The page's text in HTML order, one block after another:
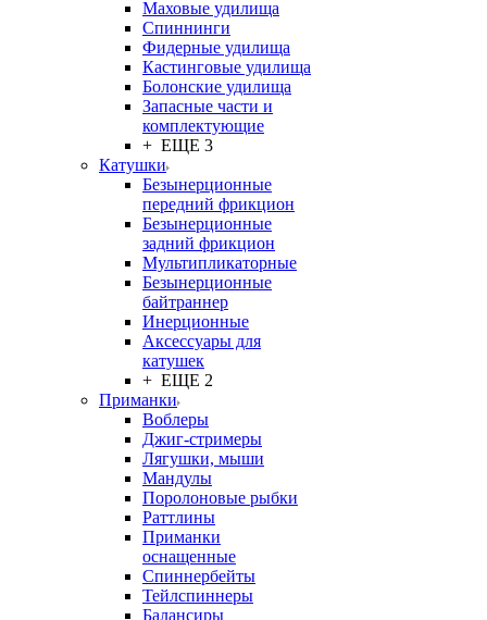
Маховые удилища
Спиннинги
Фидерные удилища
Кастинговые удилища
Болонские удилища
Запасные части и
комплектующие
+ ЕЩЕ 3
Катушки
Безынерционные
передний фрикцион
Безынерционные
задний фрикцион
Мультипликаторные
Безынерционные
байтраннер
Инерционные
Аксессуары для
катушек
+ ЕЩЕ 2
Приманки
Воблеры
Джиг-стримеры
Лягушки, мыши
Мандулы
Поролоновые рыбки
Раттлины
Приманки
оснащенные
Спиннербейты
Тейлспиннеры
Балансиры